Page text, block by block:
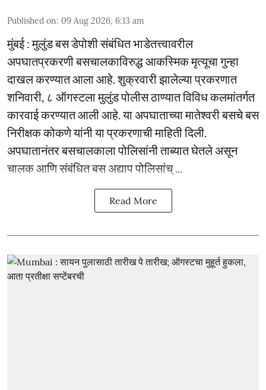
Published on: 09 Aug 2026, 6:13 am
मुंबई : मुलुंड बस डेपोशी संबंधित भाडेतत्त्वावरील
अपघातप्रकरणी बसचालकाविरुद्ध आकस्मिक मृत्यूचा गुन्हा
दाखल करण्यात आला आहे. शुक्रवारी झालेल्या प्रकरणात
शनिवारी, ८ ऑगस्टला मुलुंड पोलीस ठाण्यात विविध कलमांतर्गत
कारवाई करण्यात आली आहे. या अपघाताच्या मातेश्वरी बसचे बस
निरीक्षक कोकणे यांनी या प्रकरणाची माहिती दिली.
अपघातानंतर बसचालकाला पोलिसांनी ताब्यात घेतले असून
चालक आणि संबंधित बस अद्याप पोलिसांच् ...
Read More